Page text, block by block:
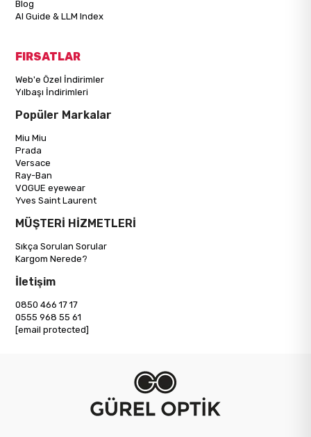
Blog
AI Guide & LLM Index
FIRSATLAR
Web'e Özel İndirimler
Yılbaşı İndirimleri
Popüler Markalar
Miu Miu
Prada
Versace
Ray-Ban
VOGUE eyewear
Yves Saint Laurent
MÜŞTERİ HİZMETLERİ
Sıkça Sorulan Sorular
Kargom Nerede?
İletişim
0850 466 17 17
0555 968 55 61
[email protected]